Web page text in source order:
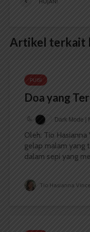
Artikel terkait
PUISI
Doa yang
Dark Mode |
Oleh: Tio
gelap malam yang
dalam sepi yang
Tio Hasianna